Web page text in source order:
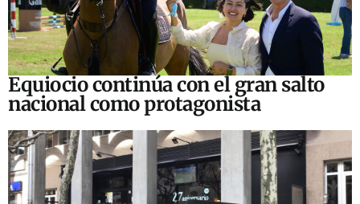
Equiocio continúa con el gran salto
nacional como protagonista